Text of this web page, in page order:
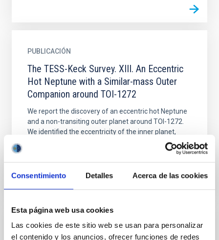
Consentimiento Detalles Acerca de las cookies
Esta página web usa cookies
Las cookies de este sitio web se usan para personalizar
el contenido y los anuncios, ofrecer funciones de redes
PUBLICACIÓN
The TESS-Keck Survey. XIII. An Eccentric
Hot Neptune with a Similar-mass Outer
Companion around TOI-1272
We report the discovery of an eccentric hot Neptune
and a non-transiting outer planet around TOI-1272.
We identified the eccentricity of the inner planet,
PUBLICACIÓN